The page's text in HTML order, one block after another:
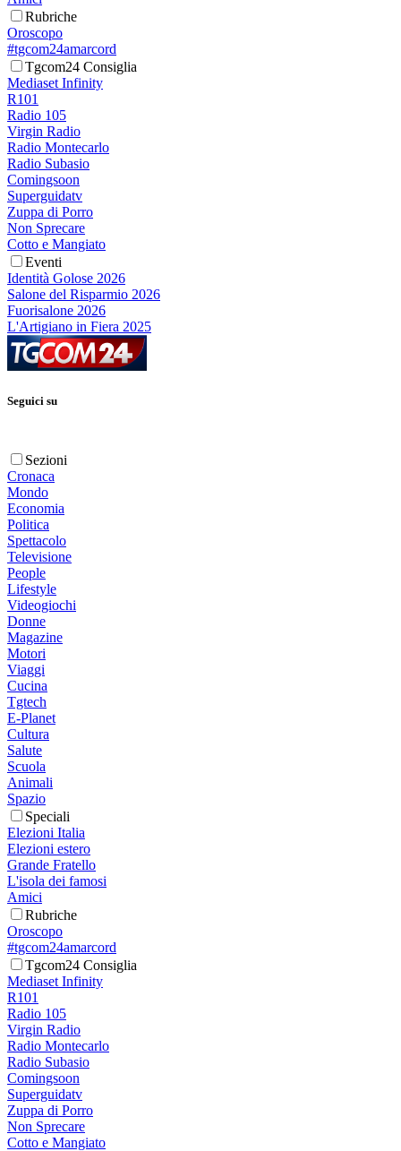
Rubriche
Oroscopo
#tgcom24amarcord
Tgcom24 Consiglia
Mediaset Infinity
R101
Radio 105
Virgin Radio
Radio Montecarlo
Radio Subasio
Comingsoon
Superguidatv
Zuppa di Porro
Non Sprecare
Cotto e Mangiato
Eventi
Identità Golose 2026
Salone del Risparmio 2026
Fuorisalone 2026
L'Artigiano in Fiera 2025
Seguici su
Sezioni
Cronaca
Mondo
Economia
Politica
Spettacolo
Televisione
People
Lifestyle
Videogiochi
Donne
Magazine
Motori
Viaggi
Cucina
Tgtech
E-Planet
Cultura
Salute
Scuola
Animali
Spazio
Speciali
Elezioni Italia
Elezioni estero
Grande Fratello
L'isola dei famosi
Amici
Rubriche
Oroscopo
#tgcom24amarcord
Tgcom24 Consiglia
Mediaset Infinity
R101
Radio 105
Virgin Radio
Radio Montecarlo
Radio Subasio
Comingsoon
Superguidatv
Zuppa di Porro
Non Sprecare
Cotto e Mangiato